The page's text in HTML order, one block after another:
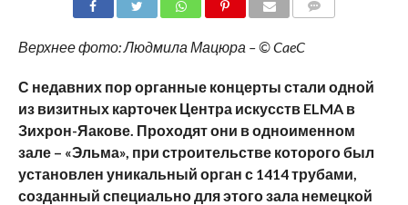
Верхнее фото: Людмила Мацюра – © CaeC
С недавних пор органные концерты стали одной
из визитных карточек Центра искусств ELMA в
Зихрон-Яакове. Проходят они в одноименном
зале – «Эльма», при строительстве которого был
установлен уникальный орган с 1414 трубами,
созданный специально для этого зала немецкой